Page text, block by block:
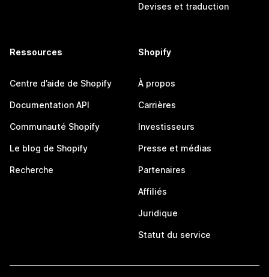
Devises et traduction
Ressources
Centre d’aide de Shopify
Documentation API
Communauté Shopify
Le blog de Shopify
Recherche
Shopify
À propos
Carrières
Investisseurs
Presse et médias
Partenaires
Affiliés
Juridique
Statut du service